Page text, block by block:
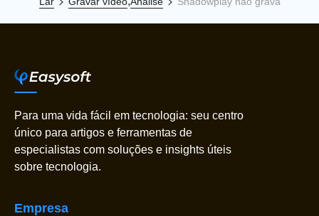
Para uma vida fácil em tecnologia: seu centro
único para artigos e ferramentas de
especialistas com soluções e insights úteis
sobre tecnologia.
Empresa